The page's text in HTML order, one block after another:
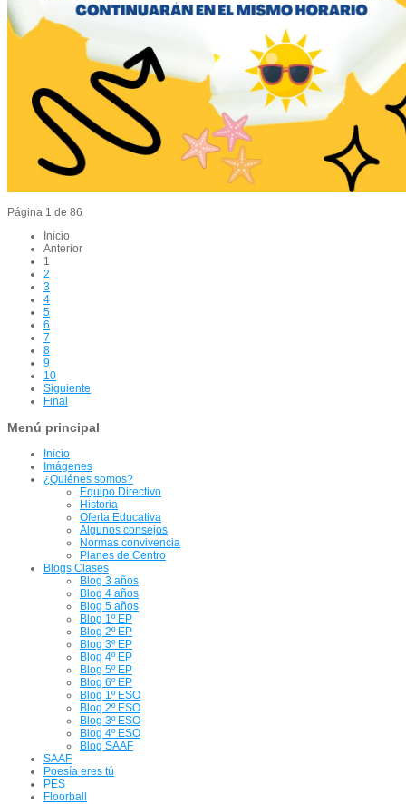
Página 1 de 86
Inicio
Anterior
1
2
3
4
5
6
7
8
9
10
Siguiente
Final
Menú principal
Inicio
Imágenes
¿Quiénes somos?
Equipo Directivo
Historia
Oferta Educativa
Algunos consejos
Normas convivencia
Planes de Centro
Blogs Clases
Blog 3 años
Blog 4 años
Blog 5 años
Blog 1º EP
Blog 2º EP
Blog 3º EP
Blog 4º EP
Blog 5º EP
Blog 6º EP
Blog 1º ESO
Blog 2º ESO
Blog 3º ESO
Blog 4º ESO
Blog SAAF
SAAF
Poesía eres tú
PES
Floorball